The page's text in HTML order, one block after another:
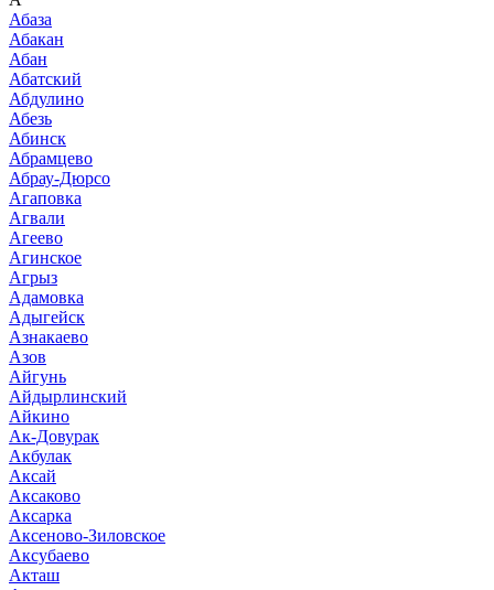
Абаза
Абакан
Абан
Абатский
Абдулино
Абезь
Абинск
Абрамцево
Абрау-Дюрсо
Агаповка
Агвали
Агеево
Агинское
Агрыз
Адамовка
Адыгейск
Азнакаево
Азов
Айгунь
Айдырлинский
Айкино
Ак-Довурак
Акбулак
Аксай
Аксаково
Аксарка
Аксеново-Зиловское
Аксубаево
Акташ